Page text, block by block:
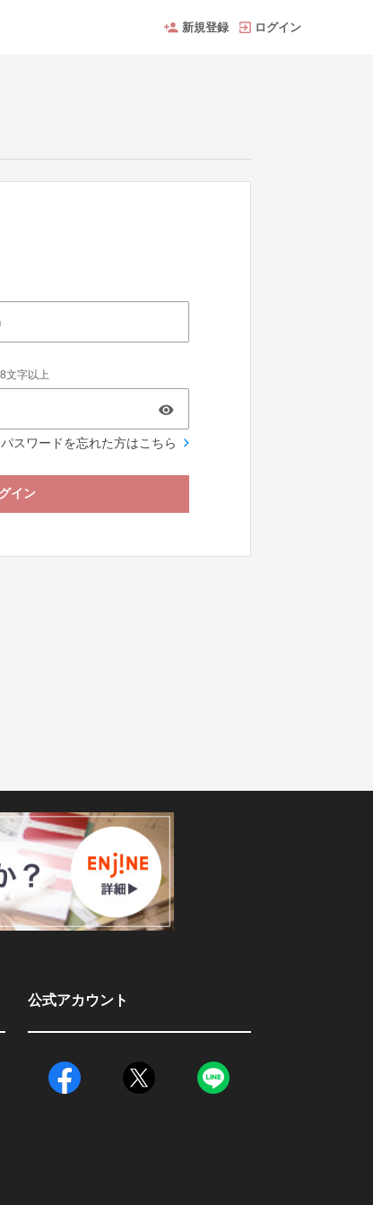
新規登録 ログイン
文字以上
パスワードを忘れた方はこちら
イン
公式アカウント